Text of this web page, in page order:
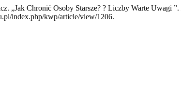
„Jak Chronić Osoby Starsze? ? Liczby Warte Uwagi ”.
index.php/kwp/article/view/1206.